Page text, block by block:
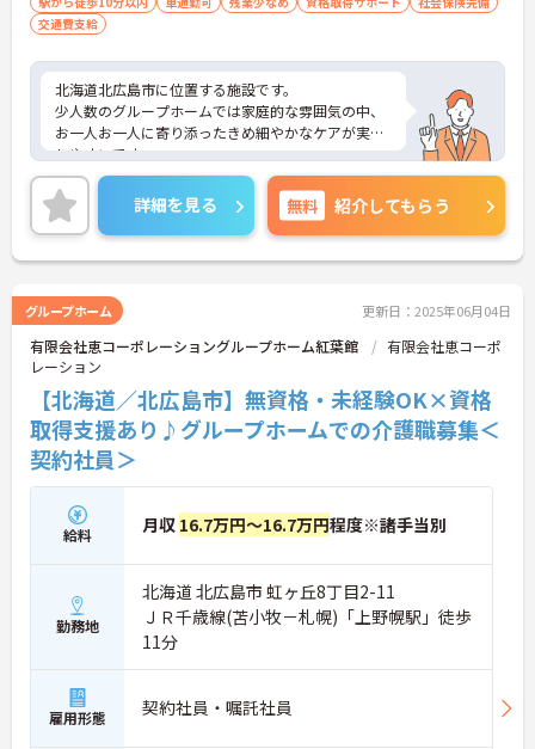
交通費支給
北海道北広島市に位置する施設です。
少人数のグループホームでは家庭的な雰囲気の中、
お一人お一人に寄り添ったきめ細やかなケアが実現
しやすいです。
ご興味ある方には、面接対策ポイントなど、さらに
詳細をお話しいたしますのでお気軽にご相談くださ
い！
詳細を見る 無料 紹介してもらう
グループホーム 更新日：2025年06月04日
有限会社恵コーポレーショングループホーム紅葉館
有限会社恵コーポ
レーション
【北海道／北広島市】無資格・未経験OK×資格
取得支援あり♪グループホームでの介護職募集＜
契約社員＞
給料 月収 16.7万円～16.7万円程度※諸手当別
勤務地
北海道 北広島市 虹ヶ丘8丁目2-11
ＪＲ千歳線(苫小牧－札幌)「上野幌駅」徒歩
11分
雇用形態 契約社員・嘱託社員